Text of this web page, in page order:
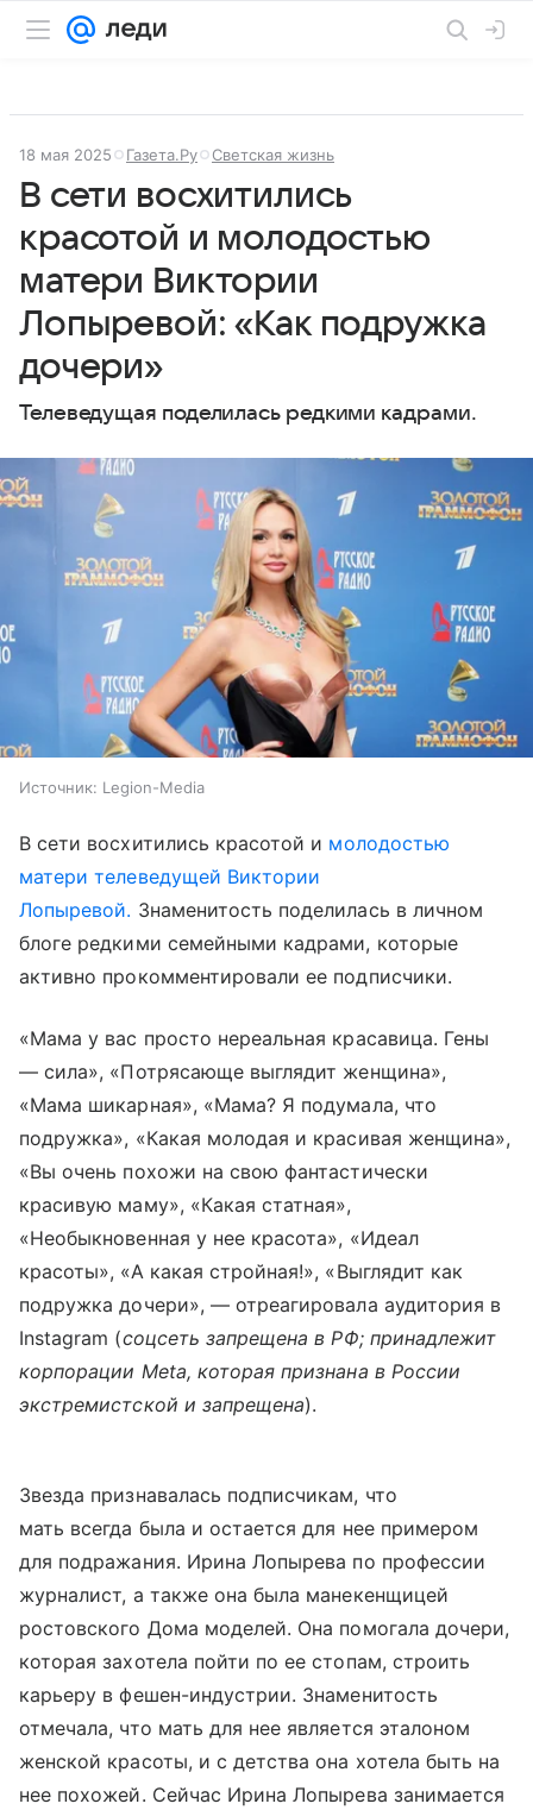
18 мая 2025 Газета.Ру Светская жизнь
В сети восхитились
красотой и молодостью
матери Виктории
Лопыревой: «Как подружка
дочери»
Телеведущая поделилась редкими кадрами.
Источник: Legion-Media
В сети восхитились красотой и молодостью
матери телеведущей Виктории
Лопыревой. Знаменитость поделилась в личном
блоге редкими семейными кадрами, которые
активно прокомментировали ее подписчики.
«Мама у вас просто нереальная красавица. Гены
— сила», «Потрясающе выглядит женщина»,
«Мама шикарная», «Мама? Я подумала, что
подружка», «Какая молодая и красивая женщина»,
«Вы очень похожи на свою фантастически
красивую маму», «Какая статная»,
«Необыкновенная у нее красота», «Идеал
красоты», «А какая стройная!», «Выглядит как
подружка дочери», — отреагировала аудитория в
Instagram (соцсеть запрещена в РФ; принадлежит
корпорации Meta, которая признана в России
экстремистской и запрещена).
Звезда признавалась подписчикам, что
мать всегда была и остается для нее примером
для подражания. Ирина Лопырева по профессии
журналист, а также она была манекенщицей
ростовского Дома моделей. Она помогала дочери,
которая захотела пойти по ее стопам, строить
карьеру в фешен-индустрии. Знаменитость
отмечала, что мать для нее является эталоном
женской красоты, и с детства она хотела быть на
нее похожей. Сейчас Ирина Лопырева занимается